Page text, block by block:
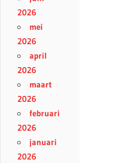
2026
mei
2026
april
2026
maart
2026
februari
2026
januari
2026